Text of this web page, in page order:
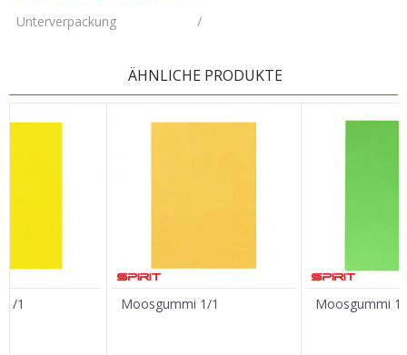
Unterverpackung
/
Vorname/ Nick
ÄHNLICHE PRODUKTE
1/1 Moosgummi 1/1 Moosgummi